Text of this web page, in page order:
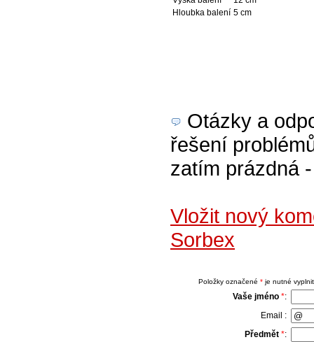
Hloubka balení 5 cm
Otázky a
řešení
zatím prázdná
Vložit nový
Sorbex
Položky označené *je nutné
Vaše jméno *:
Email :
Předmět *: